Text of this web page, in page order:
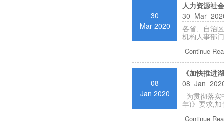
30
Mar 2020
人力资源社
30 Mar
各省、自治
机构人事部
Continue
08
Jan 2020
《加快推进
08 Jan
为贯彻落
年)》要求,
Continue